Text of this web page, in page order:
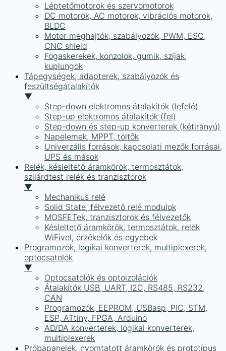
Léptetőmotorok és szervomotorok
DC motorok, AC motorok, vibrációs motorok,
BLDC
Motor meghajtók, szabályozók, PWM, ESC,
CNC shield
Fogaskerekek, konzolok, gumik, szíjak,
kuplungok
Tápegységek, adapterek, szabályozók és
feszültségátalakítók
▼
Step-down elektromos átalakítók (lefelé)
Step-up elektromos átalakítók (fel)
Step-down és step-up konverterek (kétirányú)
Napelemek, MPPT, töltők
Univerzális források, kapcsolati mezők forrásai,
UPS és mások
Relék, késleltető áramkörök, termosztátok,
szilárdtest relék és tranzisztorok
▼
Mechanikus relé
Solid State, félvezető relé modulok
MOSFETek, tranzisztorok és félvezetők
Késleltető áramkörök, termosztátok, relék
WiFivel, érzékelők és egyebek
Programozók, logikai konverterek, multiplexerek,
optocsatolók
▼
Optocsatolók és optoizolációk
Átalakítók USB, UART, I2C, RS485, RS232,
CAN
Programozók, EEPROM, USBasp, PIC, STM,
ESP, ATtiny, FPGA, Arduino
AD/DA konverterek, logikai konverterek,
multiplexerek
Próbapanelek, nyomtatott áramkörök és prototípus